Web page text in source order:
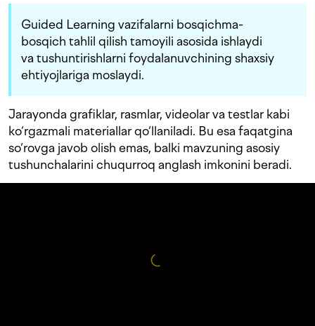
Guided Learning vazifalarni bosqichma-
bosqich tahlil qilish tamoyili asosida ishlaydi
va tushuntirishlarni foydalanuvchining shaxsiy
ehtiyojlariga moslaydi.
Jarayonda grafiklar, rasmlar, videolar va testlar kabi
ko‘rgazmali materiallar qo‘llaniladi. Bu esa faqatgina
so‘rovga javob olish emas, balki mavzuning asosiy
tushunchalarini chuqurroq anglash imkonini beradi.